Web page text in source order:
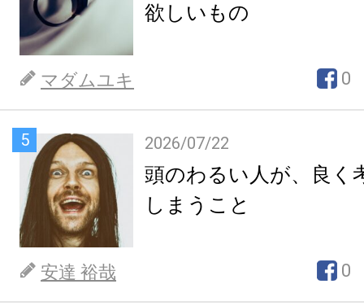
欲しいもの
マダムユキ 0
5 2026/07/22
頭のわるい人が、良く
しまうこと
安達 裕哉 0